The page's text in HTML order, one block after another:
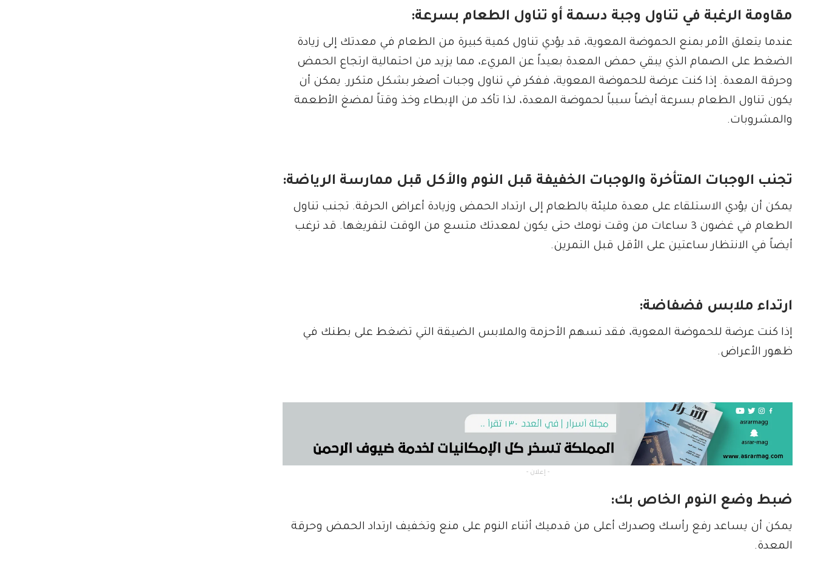
مقاومة الرغبة في تناول وجبة دسمة أو تناول الطعام بسرعة:
عندما يتعلق الأمر بمنع الحموضة المعوية، قد يؤدي تناول كمية كبيرة من الطعام في معدتك إلى زيادة
الضغط على الصمام الذي يبقي حمض المعدة بعيداً عن المريء، مما يزيد من احتمالية ارتجاع الحمض
وحرقة المعدة. إذا كنت عرضة للحموضة المعوية، ففكر في تناول وجبات أصغر بشكل متكرر. يمكن أن
يكون تناول الطعام بسرعة أيضاً سبباً لحموضة المعدة، لذا تأكد من الإبطاء وخذ وقتاً لمضغ الأطعمة
والمشروبات.
تجنب الوجبات المتأخرة والوجبات الخفيفة قبل النوم والأكل قبل ممارسة الرياضة:
يمكن أن يؤدي الاستلقاء على معدة مليئة بالطعام إلى ارتداد الحمض وزيادة أعراض الحرقة. تجنب تناول
الطعام في غضون 3 ساعات من وقت نومك حتى يكون لمعدتك متسع من الوقت لتفريغها. قد ترغب
أيضاً في الانتظار ساعتين على الأقل قبل التمرين.
ارتداء ملابس فضفاضة:
إذا كنت عرضة للحموضة المعوية، فقد تسهم الأحزمة والملابس الضيقة التي تضغط على بطنك في
ظهور الأعراض.
- إعلان -
ضبط وضع النوم الخاص بك:
يمكن أن يساعد رفع رأسك وصدرك أعلى من قدميك أثناء النوم على منع وتخفيف ارتداد الحمض وحرقة
المعدة.